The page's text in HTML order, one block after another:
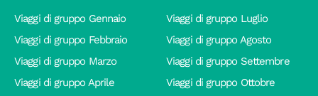
Viaggi di gruppo Gennaio
Viaggi di gruppo Febbraio
Viaggi di gruppo Marzo
Viaggi di gruppo Aprile
Viaggi di gruppo Luglio
Viaggi di gruppo Agosto
Viaggi di gruppo Settembre
Viaggi di gruppo Ottobre